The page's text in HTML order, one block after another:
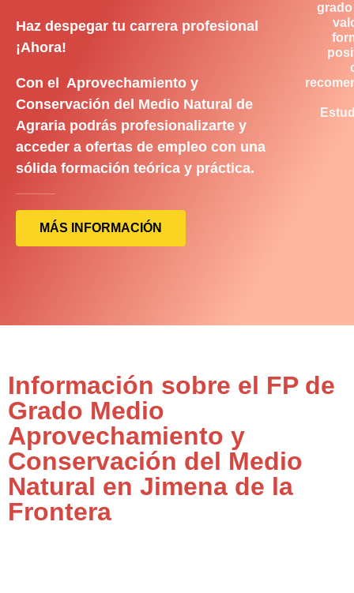
Haz despegar tu carrera profesional
¡Ahora!
Con el Aprovechamiento y
Conservación del Medio Natural de
Agraria podrás profesionalizarte y
acceder a ofertas de empleo con una
sólida formación teórica y práctica.
MÁS INFORMACIÓN
Información sobre el FP de
Grado Medio
Aprovechamiento y
Conservación del Medio
Natural en Jimena de la
Frontera